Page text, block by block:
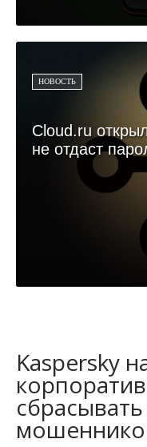
НОВОСТЬ
Cloud.ru
не отдаст
Kaspersky